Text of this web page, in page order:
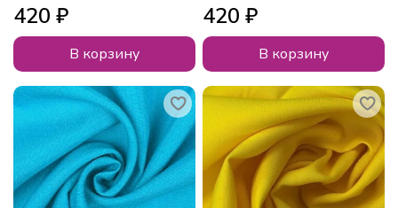
420 ₽
В корзину
420 ₽
В корзину